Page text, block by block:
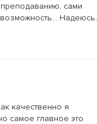
преподаванию, сами
Надеюсь,
качественно я
самое главное это